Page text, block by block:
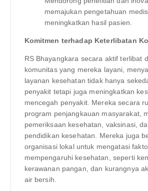
memajukan pengetahuan
meningkatkan hasil pasien.
Komitmen terhadap Keterlibatan
RS Bhayangkara secara aktif terlibat
komunitas yang mereka layani,
layanan kesehatan tidak hanya
penyakit tetapi juga meningkatkan
mencegah penyakit. Mereka secara
program penjangkauan masyarakat,
pemeriksaan kesehatan, vaksinasi,
pendidikan kesehatan. Mereka juga
organisasi lokal untuk mengatasi
mempengaruhi kesehatan, seperti
kerawanan pangan, dan kurangnya
air bersih.